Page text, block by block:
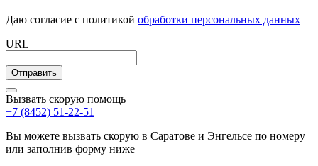
Даю согласие с политикой обработки персональных данных
URL
Вызвать скорую помощь
+7 (8452) 51-22-51
Вы можете вызвать скорую в Саратове и Энгельсе по номеру
или заполнив форму ниже